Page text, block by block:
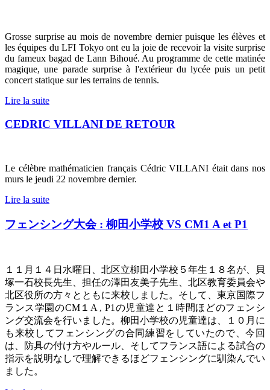
Grosse surprise au mois de novembre dernier puisque les élèves et
les équipes du LFI Tokyo ont eu la joie de recevoir la visite surprise
du fameux bagad de Lann Bihoué. Au programme de cette matinée
magique, une parade surprise à l'extérieur du lycée puis un petit
concert statique sur les terrains de tennis.
Lire la suite
CEDRIC VILLANI DE RETOUR
Le célèbre mathématicien français Cédric VILLANI était dans nos
murs le jeudi 22 novembre dernier.
Lire la suite
フェンシング大会 : 柳田小学校 VS CM1 A et P1
１１月１４日水曜日、北区立柳田小学校５年生１８名が、貝
塚一石校長先生、担任の澤田友美子先生、北区教育委員会や
北区役所の方々とともに来校しました。そして、東京国際フ
ランス学園のCM１ A , P1 の児童達と１時間ほどのフェンシ
ング交流会を行いました。柳田小学校の児童達は、１０月に
も来校してフェンシングの合同練習をしていたので、今回
は、防具の付け方やルール、そしてフランス語による試合の
指示を説明なしで理解できるほどフェンシングに馴染んでい
ました。